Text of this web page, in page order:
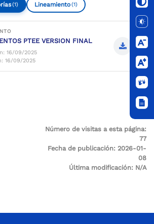
(1) Lineamiento(1)
PTEE VERSION FINAL
16/09/2025
16/09/2025
Número de visitas a esta página:
77
Fecha de publicación: 2026-01-
08
Última modificación: N/A